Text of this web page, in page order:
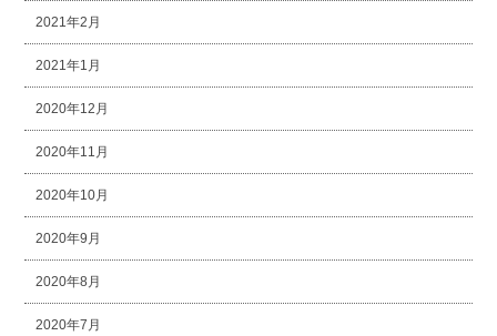
2021年2月
2021年1月
2020年12月
2020年11月
2020年10月
2020年9月
2020年8月
2020年7月